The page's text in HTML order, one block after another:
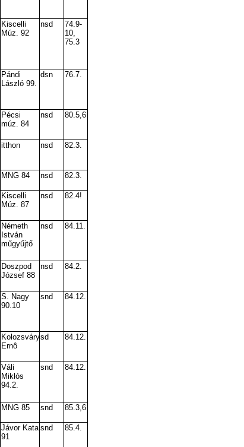
Kiscelli
Múz. 92
nsd
74.9-
10,
75.3
Pándi
László 99.
dsn 76.7.
Pécsi
múz. 84
nsd 80.5,6
itthon nsd 82.3.
MNG 84 nsd 82.3.
Kiscelli
Múz. 87
nsd 82.4!
Németh
István
műgyűjtő
nsd 84.11.
Doszpod
József 88
nsd 84.2.
S. Nagy
90.10
snd 84.12.
Kolozsváry
Ernô
sd 84.12.
Váli
Miklós
94.2.
snd 84.12.
MNG 85 snd 85.3,6
Jávor Kata
91
snd 85.4.